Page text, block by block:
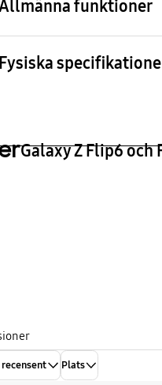
funktioner
Flipsuit Case
Fysiska
Galaxy Z Flip6 och
recensent Plats